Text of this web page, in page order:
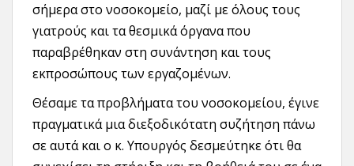
σήμερα στο νοσοκομείο, μαζί με όλους τους
γιατρούς και τα θεσμικά όργανα που
παραβρέθηκαν στη συνάντηση και τους
εκπροσώπους των εργαζομένων.
Θέσαμε τα προβλήματα του νοσοκομείου, έγινε
πραγματικά μια διεξοδικότατη συζήτηση πάνω
σε αυτά και ο κ. Υπουργός δεσμεύτηκε ότι θα